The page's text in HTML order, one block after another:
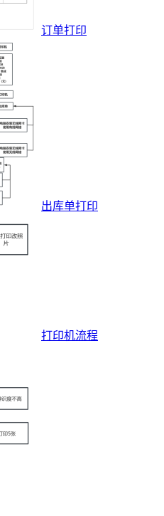
订单打印
出库单打印
打印机流程